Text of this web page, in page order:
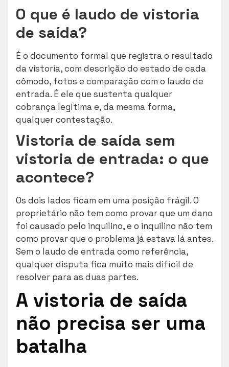
O que é laudo de vistoria
de saída?
É o documento formal que registra o resultado
da vistoria, com descrição do estado de cada
cômodo, fotos e comparação com o laudo de
entrada. É ele que sustenta qualquer
cobrança legítima e, da mesma forma,
qualquer contestação.
Vistoria de saída sem
vistoria de entrada: o que
acontece?
Os dois lados ficam em uma posição frágil. O
proprietário não tem como provar que um dano
foi causado pelo inquilino, e o inquilino não tem
como provar que o problema já estava lá antes.
Sem o laudo de entrada como referência,
qualquer disputa fica muito mais difícil de
resolver para as duas partes.
A vistoria de saída
não precisa ser uma
batalha